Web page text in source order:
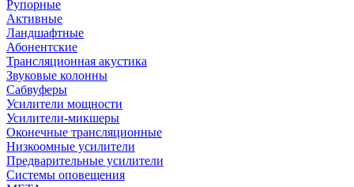
Рупорные
Активные
Ландшафтные
Абонентские
Трансляционная акустика
Звуковые колонны
Сабвуферы
Усилители мощности
Усилители-микшеры
Оконечные трансляционные
Низкоомные усилители
Предварительные усилители
Системы оповещения